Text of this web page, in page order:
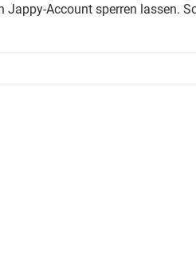
Jappy-Account sperren lassen.